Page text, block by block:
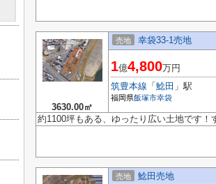
3630.00㎡
売地 幸袋33-1売地
1億4,800万円
筑豊本線 「 鯰田 」駅
福岡県飯塚市幸袋
約1100坪もある、ゆったり広い土地です！
売地 鯰田売地